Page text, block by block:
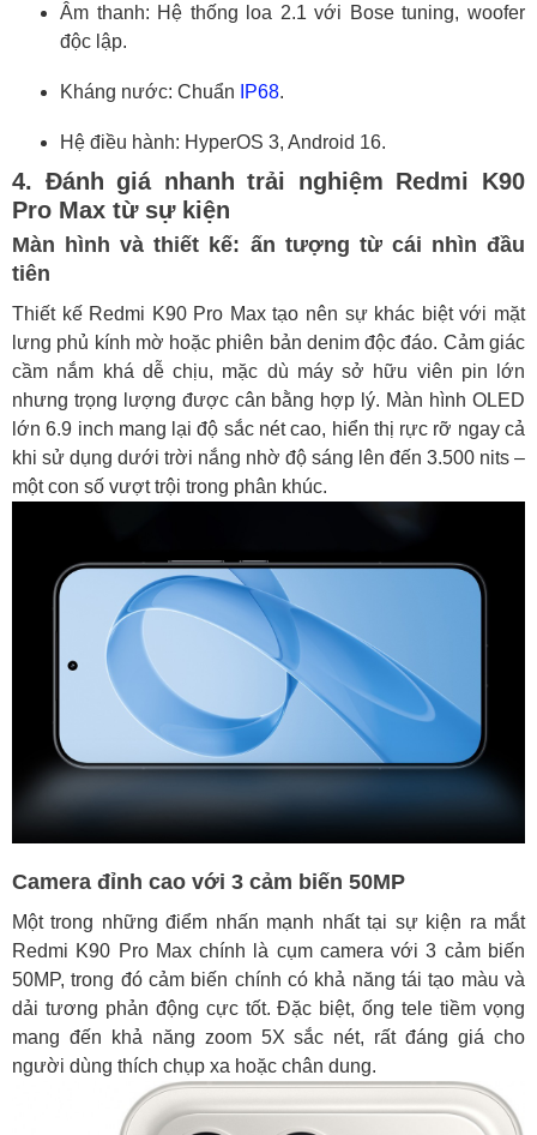
Âm thanh: Hệ thống loa 2.1 với Bose tuning, woofer
độc lập.
Kháng nước: Chuẩn IP68.
Hệ điều hành: HyperOS 3, Android 16.
4. Đánh giá nhanh trải nghiệm Redmi K90
Pro Max từ sự kiện
Màn hình và thiết kế: ấn tượng từ cái nhìn đầu
tiên
Thiết kế Redmi K90 Pro Max tạo nên sự khác biệt với mặt
lưng phủ kính mờ hoặc phiên bản denim độc đáo. Cảm giác
cầm nắm khá dễ chịu, mặc dù máy sở hữu viên pin lớn
nhưng trọng lượng được cân bằng hợp lý. Màn hình OLED
lớn 6.9 inch mang lại độ sắc nét cao, hiển thị rực rỡ ngay cả
khi sử dụng dưới trời nắng nhờ độ sáng lên đến 3.500 nits –
một con số vượt trội trong phân khúc.
Camera đỉnh cao với 3 cảm biến 50MP
Một trong những điểm nhấn mạnh nhất tại sự kiện ra mắt
Redmi K90 Pro Max chính là cụm camera với 3 cảm biến
50MP, trong đó cảm biến chính có khả năng tái tạo màu và
dải tương phản động cực tốt. Đặc biệt, ống tele tiềm vọng
mang đến khả năng zoom 5X sắc nét, rất đáng giá cho
người dùng thích chụp xa hoặc chân dung.